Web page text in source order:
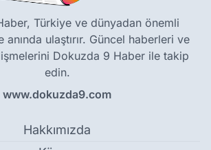
Türkiye ve dünyadan önemli
ulaştırır. Güncel haberleri ve
Dokuzda 9 Haber ile takip
edin.
www.dokuzda9.com
Hakkımızda